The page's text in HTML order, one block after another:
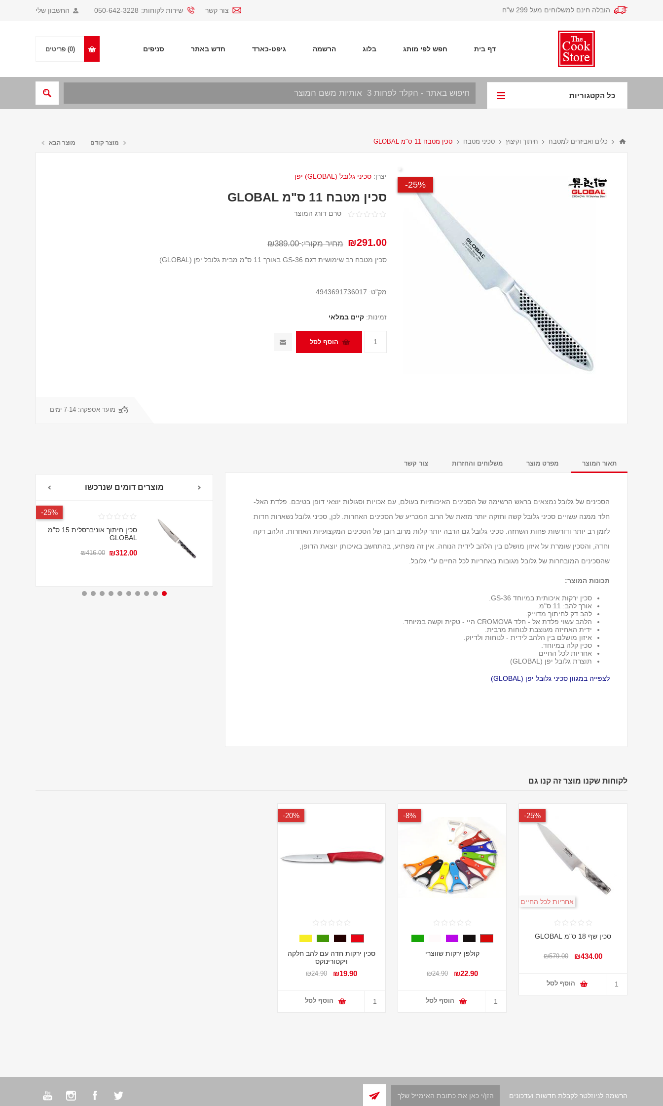
החשבון שלי צור קשר שירות לקוחות: 050-642-3228 הובלה חינם למשלוחים מעל 299 ש"ח
דף בית חפש לפי מותג בלוג הרשמה גיפט-כארד חדש באתר סניפים (0) פריטים
כל הקטגוריות
כלים ואביזרים למטבח חיתוך וקיצוץ סכיני מטבח סכין מטבח 11 ס"מ GLOBAL מוצר קודם מוצר הבא
25%-
יצרן: סכיני גלובל (GLOBAL) יפן
סכין מטבח 11 ס"מ GLOBAL
טרם דורג המוצר
₪291.00 מחיר מקורי: ₪389.00
סכין מטבח רב שימושית דגם GS-36 באורך 11 ס"מ מבית גלובל יפן (GLOBAL)
מק"ט: 4943691736017
זמינות: קיים במלאי
מועד אספקה: 7-14 ימים
תאור המוצר מפרט מוצר משלוחים והחזרות צור קשר
הסכינים של גלובל נמצאים בראש הרשימה של הסכינים האיכותיות בעולם, עם אכויות וסגולות יוצאי דופן בטיבם. פלדת האל-
חלד ממנה עשויים סכיני גלובל קשה וחזקה יותר מזאת של הרוב המכריע של הסכינים האחרות. לכן, סכיני גלובל נשארות חדות
לזמן רב יותר ודורשות פחות השחזה. סכיני גלובל גם הרבה יותר קלות מרוב רובן של הסכינים המקצועיות האחרות. הלהב דקה
וחדה, והסכין שומרת על איזון מושלם בין הלהב לידית הנוחה. אין זה מפתיע, בהתחשב באיכותן יוצאת הדופן,
שהסכינים המובחרות של גלובל מגובות באחריות לכל החיים ע"י גלובל.
תכונות המוצר:
סכין ירקות איכותית במיוחד GS-36.
אורך להב: 11 ס"מ.
להב דק לחיתוך מדוייק.
הלהב עשוי פלדת אל - חלד CROMOVA היי - טקית וקשה במיוחד.
ידית האחיזה מעוצבת לנוחות מרבית.
איזון מושלם בין הלהב לידית - לנוחות ולדיוק.
סכין קלה במיוחד.
אחריות לכל החיים
תוצרת גלובל יפן (GLOBAL)
לצפייה במגוון סכיני גלובל יפן (GLOBAL)
מוצרים דומים שנרכשו
מעמד לכוסות חד פעמיים
25%-
אחריות לכל החיים
סכין חיתוך אוניברסלית 15 ס"מ
GLOBAL
₪312.00
₪416.00
לקוחות שקנו מוצר זה קנו גם
25%-
אחריות לכל החיים
סכין שף 18 ס"מ GLOBAL
₪434.00
₪579.00
הוסף לסל
8%-
קולפן ירקות שווצרי
₪22.90
₪24.90
הוסף לסל
20%-
סכין ירקות חדה עם להב חלקה
ויקטורינוקס
₪19.90
₪24.90
הוסף לסל
הרשמה לניוזלטר לקבלת חדשות ועדכונים